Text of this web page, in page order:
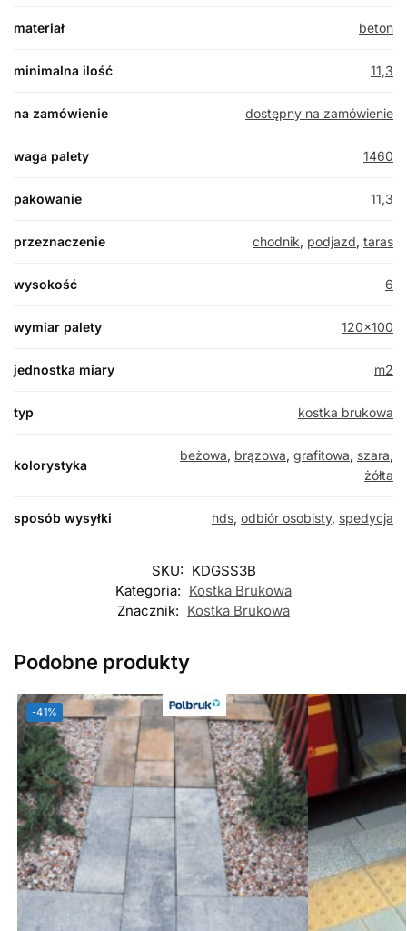
materiał beton
minimalna ilość 11,3
na zamówienie dostępny na zamówienie
waga palety 1460
pakowanie 11,3
przeznaczenie chodnik, podjazd, taras
wysokość 6
wymiar palety 120×100
jednostka miary m2
typ kostka brukowa
kolorystyka
beżowa, brązowa, grafitowa, szara,
żółta
sposób wysyłki hds, odbiór osobisty, spedycja
SKU: KDGSS3B
Kategoria: Kostka Brukowa
Znacznik: Kostka Brukowa
Podobne produkty
-41%